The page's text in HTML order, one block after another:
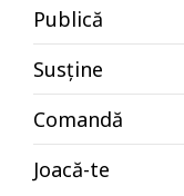
Publică
Susține
Comandă
Joacă-te